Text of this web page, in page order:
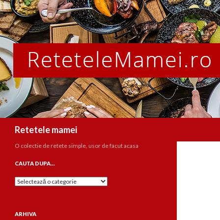
Retetele mamei
O colectie de retete simple, usor de facut acasa
CAUTA DUPA…
Cauta
ARHIVA